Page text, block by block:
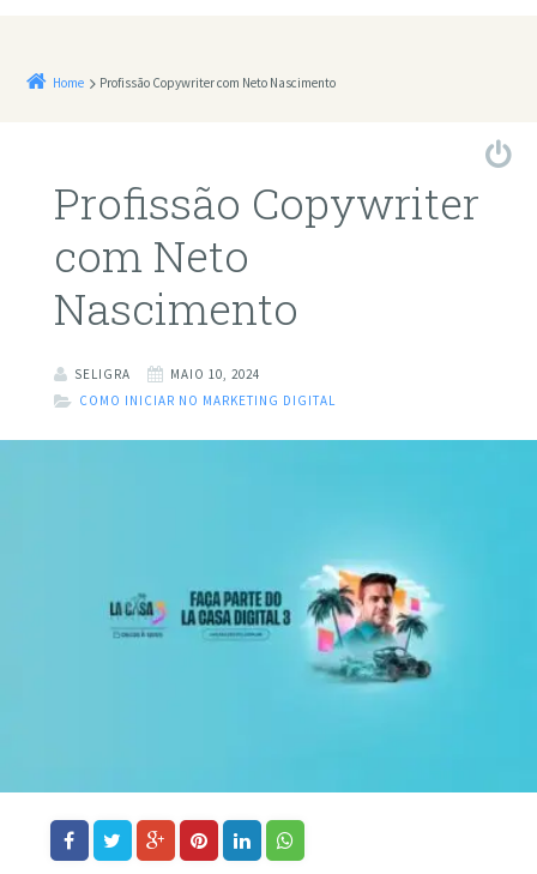
Home Profissão Copywriter com Neto Nascimento
Profissão Copywriter
com Neto
Nascimento
SELIGRA
MAIO 10, 2024
COMO INICIAR NO MARKETING DIGITAL